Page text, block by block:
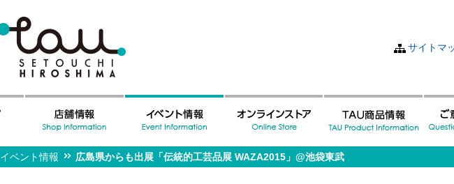
サイトマ
イベント情報 広島県からも出展「伝統的工芸品展 WAZA2015」@池袋東武